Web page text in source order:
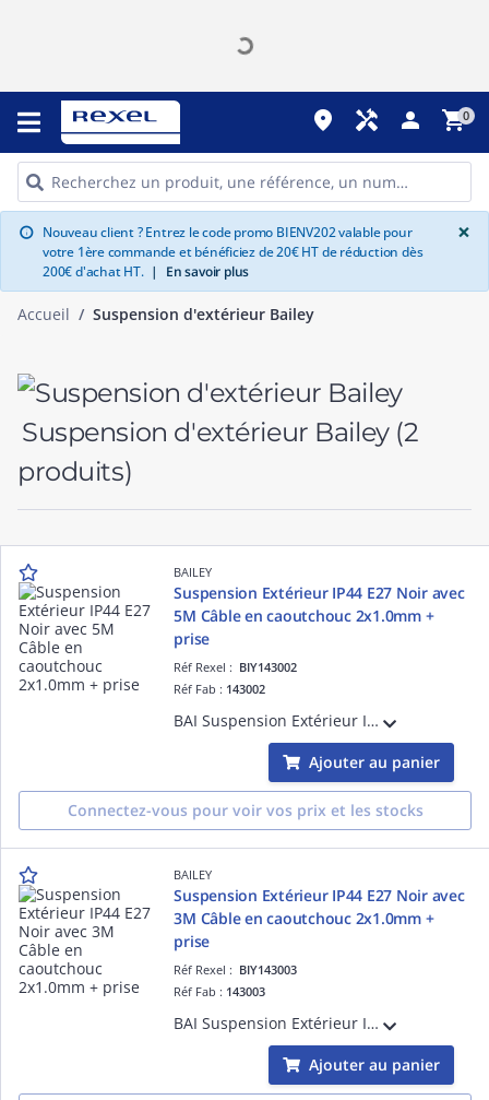
place handyman person shopping_cart0
info Nouveau client ? Entrez le code promo BIENV202 valable pour
votre 1ère commande et bénéficiez de 20€ HT de réduction dès
200€ d'achat HT. | En savoir plus
×
Accueil Suspension d'extérieur Bailey
Suspension d'extérieur Bailey (2
produits)
BAILEY
Suspension Extérieur IP44 E27 Noir avec
5M Câble en caoutchouc 2x1.0mm +
prise
Réf Rexel : BIY143002
Réf Fab : 143002
BAI Suspension Extérieur IP44 E27 Noir avec 5M Câble en caoutchouc 2x1.0mm² et Prise Classe 2 Max 25W - idéale pour ajouter un point lumineux en intérieur ou extérieur - à combiner avec lampe LED Bailey
Ajouter au panier
Connectez-vous pour voir vos prix et les stocks
BAILEY
Suspension Extérieur IP44 E27 Noir avec
3M Câble en caoutchouc 2x1.0mm +
prise
Réf Rexel : BIY143003
Réf Fab : 143003
BAI Suspension Extérieur IP44 E27 Noir avec 3M Câble en caoutchouc 2x1.0mm² et Prise Classe 2 Max 25W - idéale pour ajouter un point lumineux en intérieur ou extérieur - à combiner avec lampe LED Bailey
Ajouter au panier